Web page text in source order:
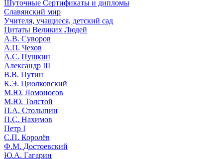
Шуточные Сертификаты и дипломы
Славянский мир
Учителя, учащиеся, детский сад
Цитаты Великих Людей
А.В. Суворов
А.П. Чехов
А.С. Пушкин
Александр III
В.В. Путин
К.Э. Циолковский
М.Ю. Ломоносов
М.Ю. Толстой
П.А. Столыпин
П.С. Нахимов
Петр I
С.П. Королёв
Ф.М. Достоевский
Ю.А. Гагарин